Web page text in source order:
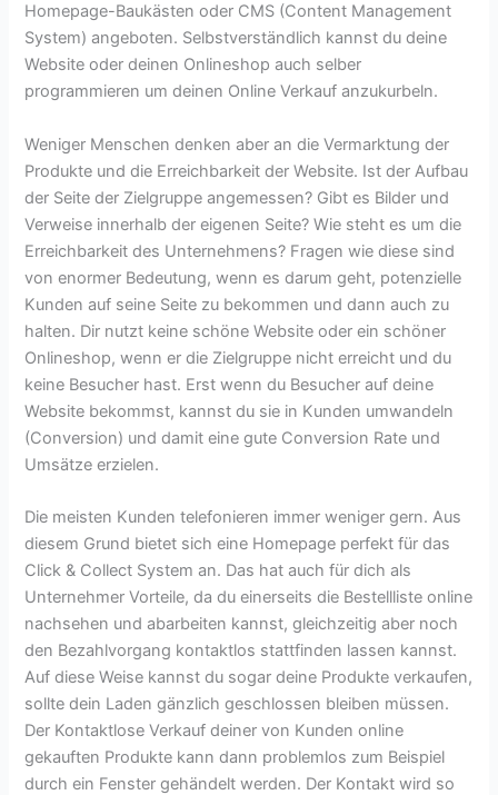
Homepage-Baukästen oder CMS (Content Management
System) angeboten. Selbstverständlich kannst du deine
Website oder deinen Onlineshop auch selber
programmieren um deinen Online Verkauf anzukurbeln.
Weniger Menschen denken aber an die Vermarktung der
Produkte und die Erreichbarkeit der Website. Ist der Aufbau
der Seite der Zielgruppe angemessen? Gibt es Bilder und
Verweise innerhalb der eigenen Seite? Wie steht es um die
Erreichbarkeit des Unternehmens? Fragen wie diese sind
von enormer Bedeutung, wenn es darum geht, potenzielle
Kunden auf seine Seite zu bekommen und dann auch zu
halten. Dir nutzt keine schöne Website oder ein schöner
Onlineshop, wenn er die Zielgruppe nicht erreicht und du
keine Besucher hast. Erst wenn du Besucher auf deine
Website bekommst, kannst du sie in Kunden umwandeln
(Conversion) und damit eine gute Conversion Rate und
Umsätze erzielen.
Die meisten Kunden telefonieren immer weniger gern. Aus
diesem Grund bietet sich eine Homepage perfekt für das
Click & Collect System an. Das hat auch für dich als
Unternehmer Vorteile, da du einerseits die Bestellliste online
nachsehen und abarbeiten kannst, gleichzeitig aber noch
den Bezahlvorgang kontaktlos stattfinden lassen kannst.
Auf diese Weise kannst du sogar deine Produkte verkaufen,
sollte dein Laden gänzlich geschlossen bleiben müssen.
Der Kontaktlose Verkauf deiner von Kunden online
gekauften Produkte kann dann problemlos zum Beispiel
durch ein Fenster gehändelt werden. Der Kontakt wird so